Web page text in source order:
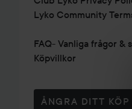
Lyko Community
FAQ- Vanliga frågor &
Köpvillkor
ÅNGRA DITT KÖP